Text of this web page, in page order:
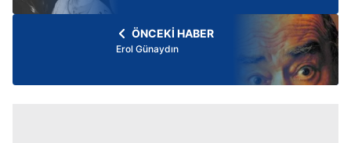
ÖNCEKİ HABER
Erol Günaydın